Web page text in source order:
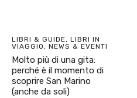
LIBRI & GUIDE, LIBRI IN
VIAGGIO, NEWS & EVENTI
Molto più di una gita:
perché è il momento di
scoprire San Marino
(anche da soli)